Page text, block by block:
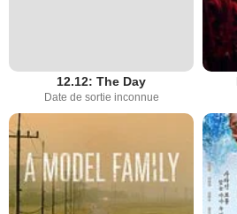
12.12: The Day
Date de sortie inconnue